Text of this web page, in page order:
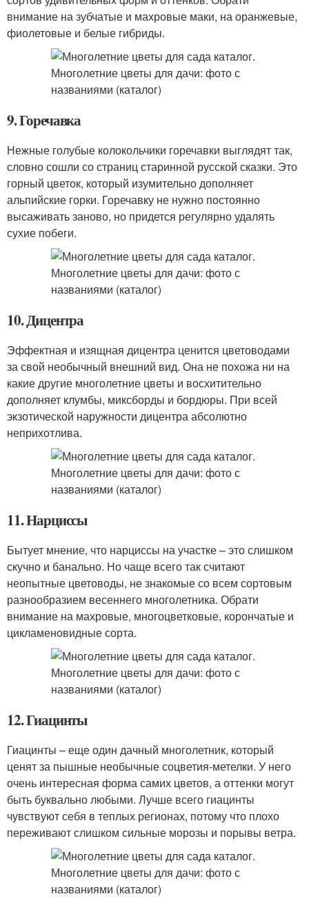
внимание на зубчатые и махровые маки, на оранжевые,
фиолетовые и белые гибриды.
9. Горечавка
Нежные голубые колокольчики горечавки выглядят так,
словно сошли со страниц старинной русской сказки. Это
горный цветок, который изумительно дополняет
альпийские горки. Горечавку не нужно постоянно
высаживать заново, но придется регулярно удалять
сухие побеги.
10. Дицентра
Эффектная и изящная дицентра ценится цветоводами
за свой необычный внешний вид. Она не похожа ни на
какие другие многолетние цветы и восхитительно
дополняет клумбы, миксборды и бордюры. При всей
экзотической наружности дицентра абсолютно
неприхотлива.
11. Нарциссы
Бытует мнение, что нарциссы на участке – это слишком
скучно и банально. Но чаще всего так считают
неопытные цветоводы, не знакомые со всем сортовым
разнообразием весеннего многолетника. Обрати
внимание на махровые, многоцветковые, корончатые и
цикламеновидные сорта.
12. Гиацинты
Гиацинты – еще один дачный многолетник, который
ценят за пышные необычные соцветия-метелки. У него
очень интересная форма самих цветов, а оттенки могут
быть буквально любыми. Лучше всего гиацинты
чувствуют себя в теплых регионах, потому что плохо
переживают слишком сильные морозы и порывы ветра.